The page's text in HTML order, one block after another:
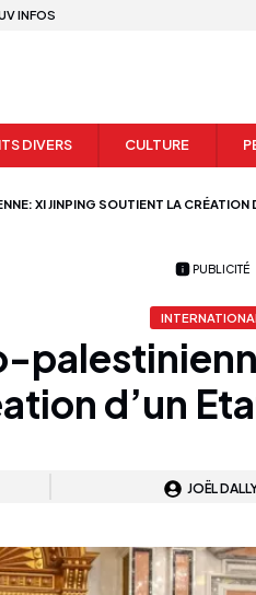
INFOS
DIVERS CULTURE
XI JINPING SOUTIENT LA CRÉATION
PUBLICITÉ
d’un
JOËL